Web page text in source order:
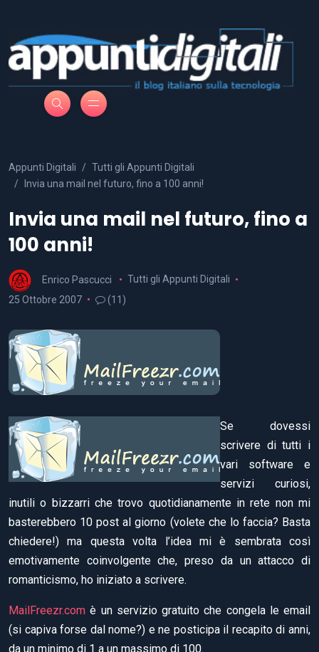
Appunti Digitali
Tutti gli Appunti Digitali
Invia una mail nel futuro, fino a 100 anni!
Invia una mail nel futuro, fino a
100 anni!
Enrico Pascucci
Tutti gli Appunti Digitali
25 Ottobre 2007
(11)
Se dovessi
scrivere di tutti i
vari software e
servizi curiosi,
inutili o bizzarri che trovo quotidianamente in rete non mi
basterebbero 10 post al giorno (volete che lo faccia? Basta
chiedere!) ma questa volta l’idea mi è sembrata così
emotivamente coinvolgente che, preso da un attacco di
romanticismo, ho iniziato a scrivere.
MailFreezr.com è un servizio gratuito che congela le email
(si capiva forse dal nome?) e ne posticipa il recapito di anni,
da un minimo di 1 a un massimo di 100.